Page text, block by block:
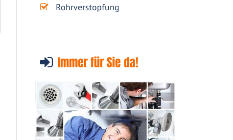
Rohrverstopfung
Immer für Sie da!